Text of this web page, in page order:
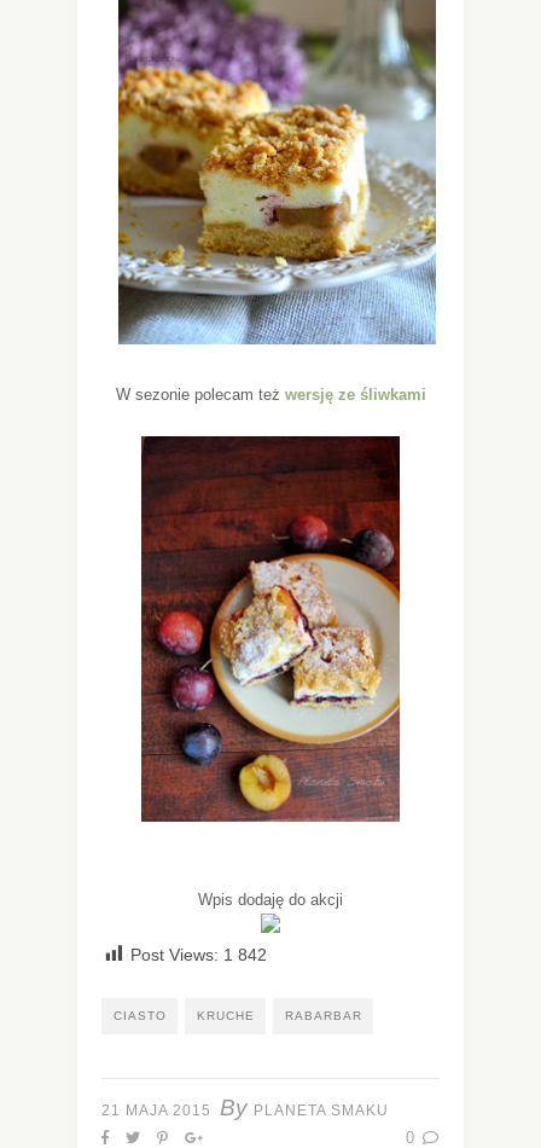
W sezonie polecam też wersję ze śliwkami
Wpis dodaję do akcji
Post Views: 1 842
CIASTO KRUCHE RABARBAR
21 MAJA 2015 By PLANETA SMAKU
0